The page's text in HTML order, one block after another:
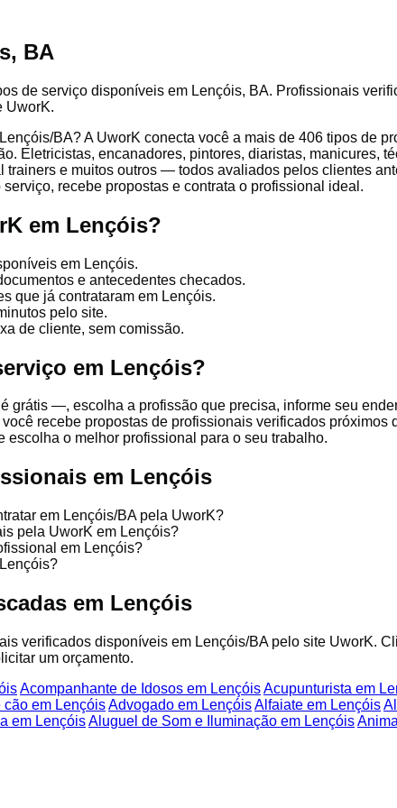
BA
de serviço disponíveis em Lençóis, BA. Profissionais
UworK.
BA? A UworK conecta você a mais de 406 tipos de
Eletricistas, encanadores, pintores, diaristas, manicures,
trainers e muitos outros — todos avaliados pelos clientes
recebe propostas e contrata o profissional ideal.
em Lençóis?
em Lençóis.
e antecedentes checados.
que já contrataram em Lençóis.
pelo site.
de cliente, sem comissão.
em Lençóis?
grátis —, escolha a profissão que precisa, informe seu
recebe propostas de profissionais verificados próximos
escolha o melhor profissional para o seu trabalho.
em Lençóis
em Lençóis/BA pela UworK?
pela UworK em Lençóis?
em Lençóis?
em Lençóis
verificados disponíveis em Lençóis/BA pelo site UworK.
um orçamento.
Acompanhante de Idosos em LençóisAcupunturista em
cão em LençóisAdvogado em LençóisAlfaiate em Lençóis
em LençóisAluguel de Som e Iluminação em Lençóis